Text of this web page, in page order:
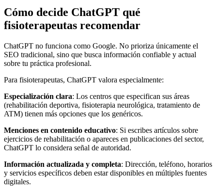
Cómo decide ChatGPT qué
fisioterapeutas recomendar
ChatGPT no funciona como Google. No prioriza únicamente el
SEO tradicional, sino que busca información confiable y actual
sobre tu práctica profesional.
Para fisioterapeutas, ChatGPT valora especialmente:
Especialización clara: Los centros que especifican sus áreas
(rehabilitación deportiva, fisioterapia neurológica, tratamiento de
ATM) tienen más opciones que los genéricos.
Menciones en contenido educativo: Si escribes artículos sobre
ejercicios de rehabilitación o apareces en publicaciones del sector,
ChatGPT lo considera señal de autoridad.
Información actualizada y completa: Dirección, teléfono, horarios
y servicios específicos deben estar disponibles en múltiples fuentes
digitales.